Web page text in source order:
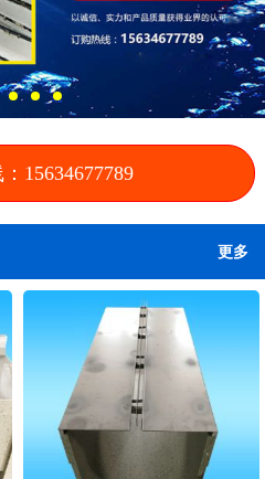
15634677789
更多